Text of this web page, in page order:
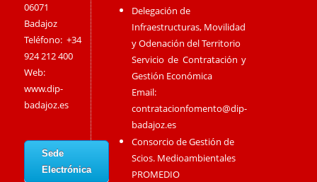
06071
Badajoz
Teléfono: +34
924 212 400
Web:
www.dip-
badajoz.es
Sede
Electrónica
Delegación de
Infraestructuras, Movilidad
y Odenación del Territorio
Servicio de Contratación y
Gestión Económica
Email:
contratacionfomento@dip-
badajoz.es
Consorcio de Gestión de
Scios. Medioambientales
PROMEDIO